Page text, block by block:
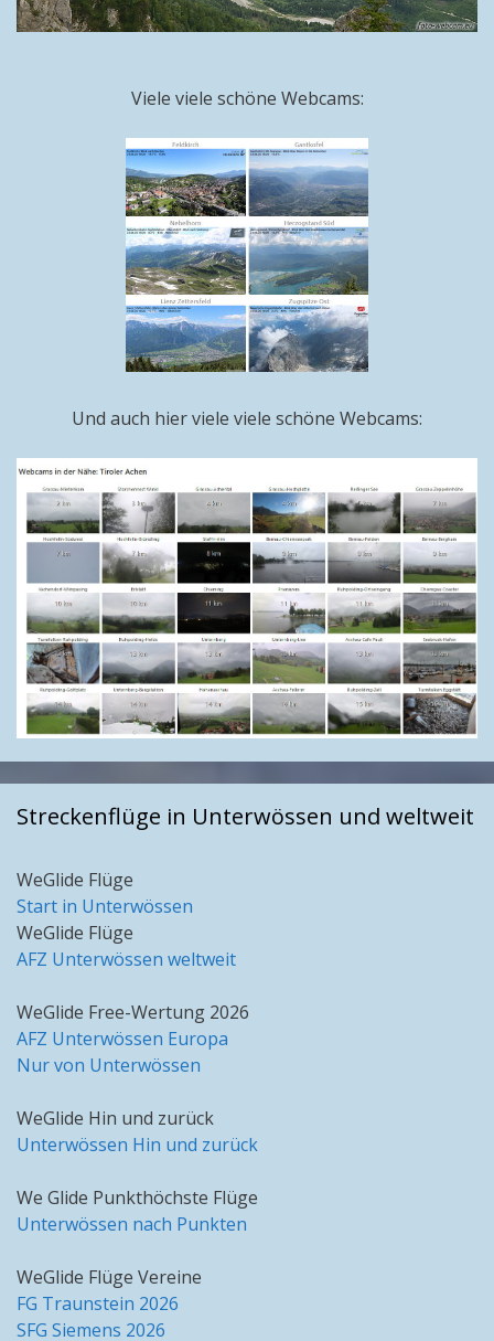
Viele viele schöne Webcams:
Und auch hier viele viele schöne Webcams:
Streckenflüge in Unterwössen und weltweit
WeGlide Flüge
Start in Unterwössen
WeGlide Flüge
AFZ Unterwössen weltweit
WeGlide Free-Wertung 2026
AFZ Unterwössen Europa
Nur von Unterwössen
WeGlide Hin und zurück
Unterwössen Hin und zurück
We Glide Punkthöchste Flüge
Unterwössen nach Punkten
WeGlide Flüge Vereine
FG Traunstein 2026
SFG Siemens 2026